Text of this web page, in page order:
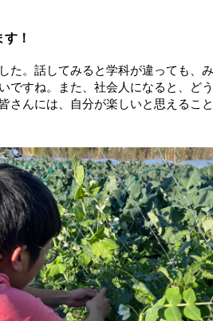
！
。話してみると学科が違っても、
すね。また、社会人になると、ど
んには、自分が楽しいと思えるこ